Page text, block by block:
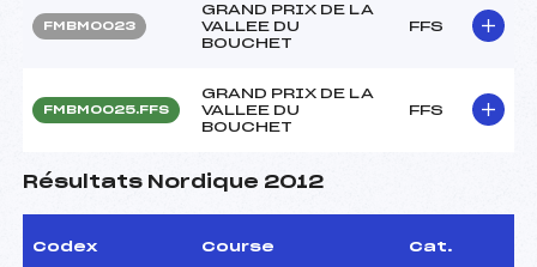
FMBM0023
GRAND PRIX DE LA
VALLEE DU
BOUCHET
FFS
FMBM0025.FFS
GRAND PRIX DE LA
VALLEE DU
BOUCHET
FFS
Résultats Nordique 2012
Codex Course Cat.